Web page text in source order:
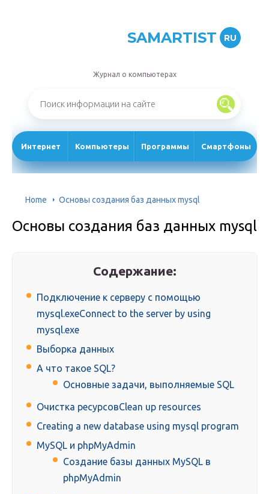
SAMARTIST RU
Журнал о компьютерах
Интернет Компьютеры Программы Смартфоны
Home Основы создания баз данных mysql
Основы создания баз данных mysql
Содержание:
Подключение к серверу с помощью
mysql.exeConnect to the server by using
mysql.exe
Выборка данных
А что такое SQL?
Основные задачи, выполняемые SQL
Очистка ресурсовClean up resources
Creating a new database using mysql program
MySQL и phpMyAdmin
Создание базы данных MySQL в
phpMyAdmin